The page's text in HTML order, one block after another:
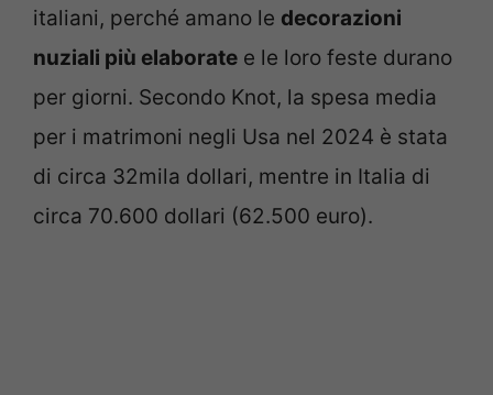
italiani, perché amano le decorazioni
nuziali più elaborate e le loro feste durano
per giorni. Secondo Knot, la spesa media
per i matrimoni negli Usa nel 2024 è stata
di circa 32mila dollari, mentre in Italia di
circa 70.600 dollari (62.500 euro).